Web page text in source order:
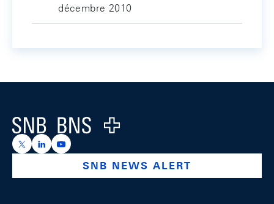
décembre 2010
Logo
https://x.com/snb_bns
https://ch.linkedin.com/company/swiss-national-
https://www.youtube.com/@swissnationalbank
SNB NEWS ALERT